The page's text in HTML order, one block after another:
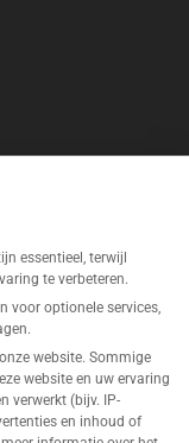
essentieel, terwijl
te verbeteren.
voor optionele services,
website. Sommige
website en uw ervaring
verwerkt (bijv. IP-
en inhoud of